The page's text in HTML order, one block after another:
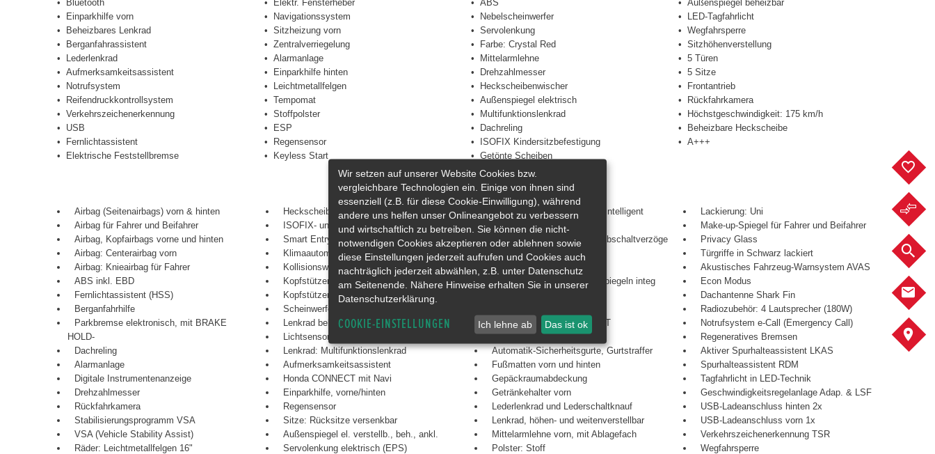
Bluetooth
Einparkhilfe vorn
Beheizbares Lenkrad
Berganfahrassistent
Lederlenkrad
Aufmerksamkeitsassistent
Notrufsystem
Reifendruckkontrollsystem
Verkehrszeichenerkennung
USB
Fernlichtassistent
Elektrische Feststellbremse
Elektr. Fensterheber
Navigationssystem
Sitzheizung vorn
Zentralverriegelung
Alarmanlage
Einparkhilfe hinten
Leichtmetallfelgen
Tempomat
Stoffpolster
ESP
Regensensor
Keyless Start
ABS
Nebelscheinwerfer
Servolenkung
Farbe: Crystal Red
Mittelarmlehne
Drehzahlmesser
Heckscheibenwischer
Außenspiegel elektrisch
Multifunktionslenkrad
Dachreling
ISOFIX Kindersitzbefestigung
Getönte Scheiben
Außenspiegel beheizbar
LED-Tagfahrlicht
Wegfahrsperre
Sitzhöhenverstellung
5 Türen
5 Sitze
Frontantrieb
Rückfahrkamera
Höchstgeschwindigkeit: 175 km/h
Beheizbare Heckscheibe
A+++
Airbag (Seitenairbags) vorn & hinten
Airbag für Fahrer und Beifahrer
Airbag, Kopfairbags vorne und hinten
Airbag: Centerairbag vorn
Airbag: Knieairbag für Fahrer
ABS inkl. EBD
Fernlichtassistent (HSS)
Berganfahrhilfe
Parkbremse elektronisch, mit BRAKE
HOLD-
Dachreling
Alarmanlage
Digitale Instrumentenanzeige
Drehzahlmesser
Rückfahrkamera
Stabilisierungsprogramm VSA
VSA (Vehicle Stability Assist)
Räder: Leichtmetallfelgen 16"
Heckscheibenwischer mit Intervall
ISOFIX- und Top-Tether-Kindersitzveranke
Smart Entry & Start (schlüssellos)
Klimaautomatik (FCKW frei)
Kollisionswarnsystem CMBS
Kopfstützen hinten (3)
Kopfstützen vorne
Scheinwerfer und Rückleuchten LED
Lenkrad beheizbar
Lichtsensor (automatische Fahrlichtschal
Lenkrad: Multifunktionslenkrad
Aufmerksamkeitsassistent
Honda CONNECT mit Navi
Einparkhilfe, vorne/hinten
Regensensor
Sitze: Rücksitze versenkbar
Außenspiegel el. verstellb., beh., ankl.
Servolenkung elektrisch (EPS)
Geschwindigkeitsbegrenzer intelligent
Heckscheibenheizung
Innenraumbeleuchtung mit Abschaltverzöge
Kofferraumbeleuchtung
Leseleuchten vorn
Seitenblinker in den Außenspiegeln integ
Getriebe: Direktantrieb e-CVT
Honda TRK
Automatik-Sicherheitsgurte, Gurtstraffer
Fußmatten vorn und hinten
Gepäckraumabdeckung
Getränkehalter vorn
Lederlenkrad und Lederschaltknauf
Lenkrad, höhen- und weitenverstellbar
Mittelarmlehne vorn, mit Ablagefach
Polster: Stoff
Lackierung: Uni
Make-up-Spiegel für Fahrer und Beifahrer
Privacy Glass
Türgriffe in Schwarz lackiert
Akustisches Fahrzeug-Warnsystem AVAS
Econ Modus
Dachantenne Shark Fin
Radiozubehör: 4 Lautsprecher (180W)
Notrufsystem e-Call (Emergency Call)
Regeneratives Bremsen
Aktiver Spurhalteassistent LKAS
Spurhalteassistent RDM
Tagfahrlicht in LED-Technik
Geschwindigkeitsregelanlage Adap. & LSF
USB-Ladeanschluss hinten 2x
USB-Ladeanschluss vorn 1x
Verkehrszeichenerkennung TSR
Wegfahrsperre
Wir setzen auf unserer Website Cookies bzw.
vergleichbare Technologien ein. Einige von ihnen sind
essenziell (z.B. für diese Cookie-Einwilligung), während
andere uns helfen unser Onlineangebot zu verbessern
und wirtschaftlich zu betreiben. Sie können die nicht-
notwendigen Cookies akzeptieren oder ablehnen sowie
diese Einstellungen jederzeit aufrufen und Cookies auch
nachträglich jederzeit abwählen, z.B. unter Datenschutz
am Seitenende. Nähere Hinweise erhalten Sie in unserer
Datenschutzerklärung.
COOKIE-EINSTELLUNGEN Ich lehne ab Das ist ok